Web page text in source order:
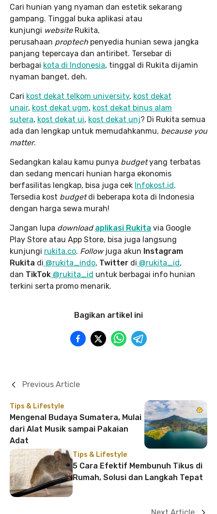
Cari hunian yang nyaman dan estetik sekarang
gampang. Tinggal buka aplikasi atau
kunjungi websiteRukita,
perusahaan proptech penyedia hunian sewa jangka
panjang tepercaya dan antiribet. Tersebar di
berbagai kota di Indonesia, tinggal di Rukita dijamin
nyaman banget, deh.
Cari kost dekat telkom university, kost dekat
unair, kost dekat ugm, kost dekat binus alam
sutera, kost dekat ui, kost dekat unj? Di Rukita semua
ada dan lengkap untuk memudahkanmu, because you
matter.
Sedangkan kalau kamu punya budgetyang terbatas
dan sedang mencari hunian harga ekonomis
berfasilitas lengkap, bisa juga cek Infokost.id.
Tersedia kost budgetdi beberapa kota di Indonesia
dengan harga sewa murah!
Jangan lupa download aplikasi Rukita via Google
Play Store atau App Store, bisa juga langsung
kunjungi rukita.co. Followjuga akun Instagram
Rukita di @rukita_indo, Twitter di @rukita_id,
dan TikTok @rukita_id untuk berbagai info hunian
terkini serta promo menarik.
Bagikan artikel ini
Tips & Lifestyle
Mengenal Budaya Sumatera, Mulai
dari Alat Musik sampai Pakaian
Adat
Previous Article
Tips & Lifestyle
5 Cara Efektif Membunuh Tikus di
Rumah, Solusi dan Langkah Tepat